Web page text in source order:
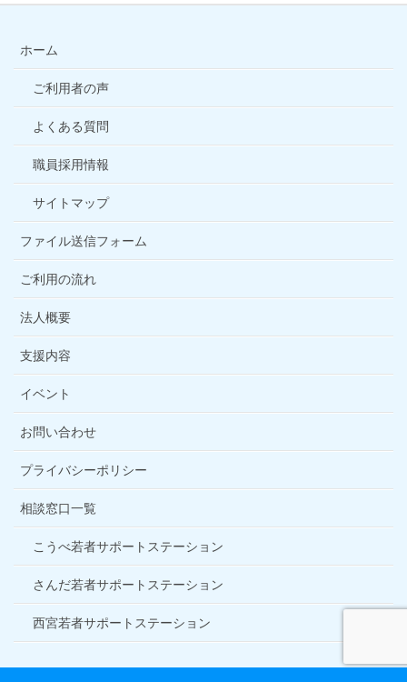
ホーム
ご利用者の声
よくある質問
職員採用情報
サイトマップ
ファイル送信フォーム
ご利用の流れ
法人概要
支援内容
イベント
お問い合わせ
プライバシーポリシー
相談窓口一覧
こうべ若者サポートステーション
さんだ若者サポートステーション
西宮若者サポートステーション